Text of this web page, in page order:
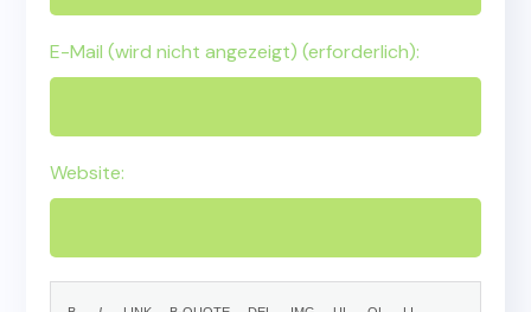
E-Mail (wird nicht angezeigt) (erforderlich):
Website: